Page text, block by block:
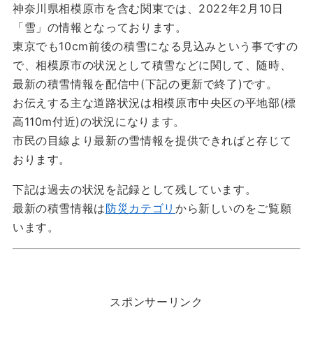
神奈川県相模原市を含む関東では、2022年2月10日
「雪」の情報となっております。
東京でも10cm前後の積雪になる見込みという事ですの
で、相模原市の状況として積雪などに関して、随時、
最新の積雪情報を配信中(下記の更新で終了)です。
お伝えする主な道路状況は相模原市中央区の平地部(標
高110m付近)の状況になります。
市民の目線より最新の雪情報を提供できればと存じて
おります。
下記は過去の状況を記録として残しています。
最新の積雪情報は防災カテゴリ から新しいのをご覧願
います。
スポンサーリンク